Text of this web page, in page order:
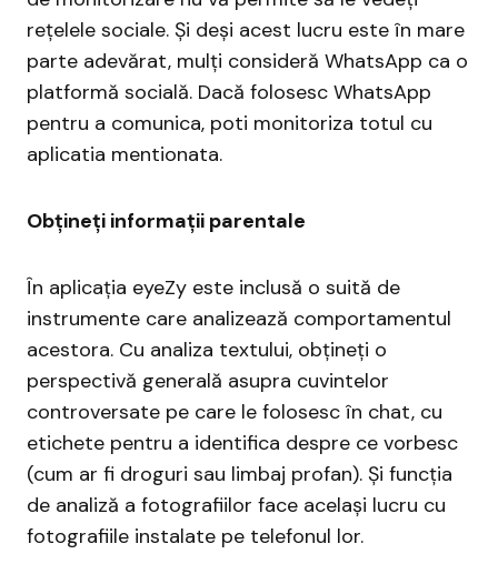
rețelele sociale. Și deși acest lucru este în mare
parte adevărat, mulți consideră WhatsApp ca o
platformă socială. Dacă folosesc WhatsApp
pentru a comunica, poti monitoriza totul cu
aplicatia mentionata.
Obțineți informații parentale
În aplicația eyeZy este inclusă o suită de
instrumente care analizează comportamentul
acestora. Cu analiza textului, obțineți o
perspectivă generală asupra cuvintelor
controversate pe care le folosesc în chat, cu
etichete pentru a identifica despre ce vorbesc
(cum ar fi droguri sau limbaj profan). Și funcția
de analiză a fotografiilor face același lucru cu
fotografiile instalate pe telefonul lor.